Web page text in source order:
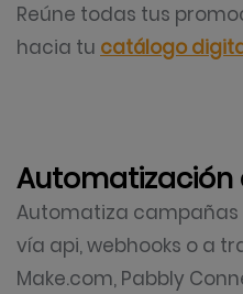
Reúne todas tus
hacia tu catálogo
Automatización
Automatiza
vía api, webhooks o a
Make.com, Pabbly